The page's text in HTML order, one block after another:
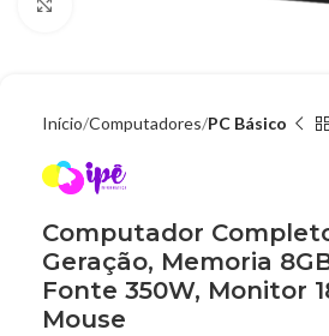
Início Computadores PC Básico
Computador Completo
Geração, Memoria
Fonte 350W, Monitor
Mouse